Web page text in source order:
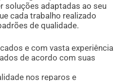
soluções adaptadas ao seu
cada trabalho realizado
de qualidade.
e com vasta experiência
de acordo com suas
nos reparos e